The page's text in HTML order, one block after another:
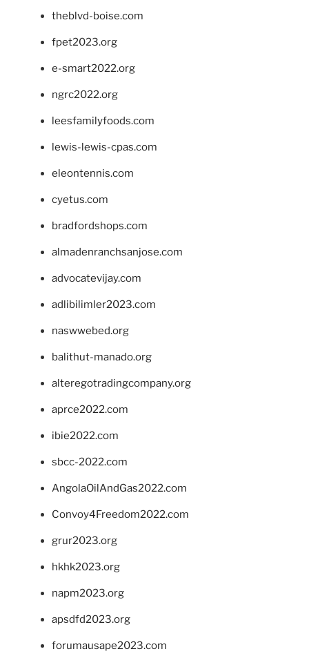
theblvd-boise.com
fpet2023.org
e-smart2022.org
ngrc2022.org
leesfamilyfoods.com
lewis-lewis-cpas.com
eleontennis.com
cyetus.com
bradfordshops.com
almadenranchsanjose.com
advocatevijay.com
adlibilimler2023.com
naswwebed.org
balithut-manado.org
alteregotradingcompany.org
aprce2022.com
ibie2022.com
sbcc-2022.com
AngolaOilAndGas2022.com
Convoy4Freedom2022.com
grur2023.org
hkhk2023.org
napm2023.org
apsdfd2023.org
forumausape2023.com